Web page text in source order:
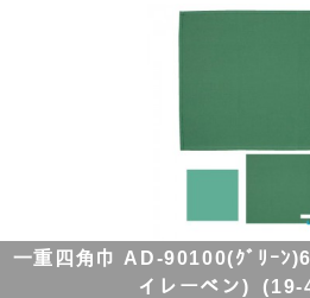
一重四角巾 AD-90100(ｸﾞﾘｰﾝ
イレーベン) (19-